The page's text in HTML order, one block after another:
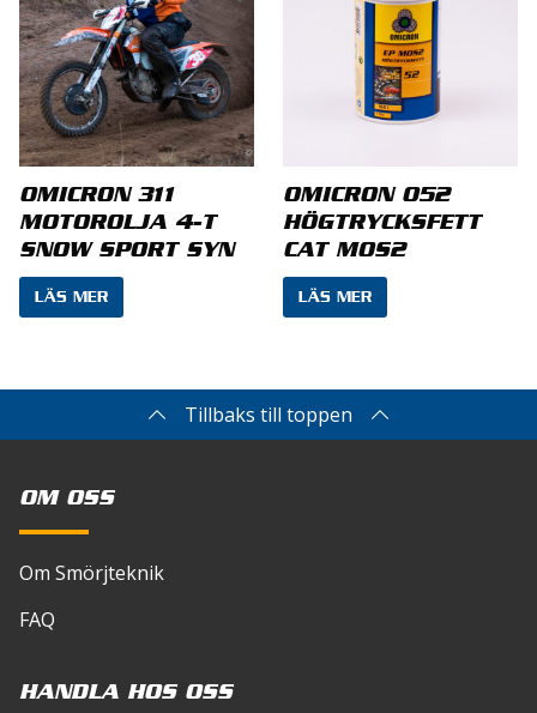
Namn*
E-post*
Spara mitt namn, min e-postadress och
webbplats i denna webbläsare till nästa gång jag
OMICRON 311
MOTOROLJA 4-T
SNOW SPORT SYN
LÄS MER
OMICRON 052
HÖGTRYCKSFETT
CAT MOS2
LÄS MER
Tillbaks till toppen
OM OSS
Om Smörjteknik
FAQ
HANDLA HOS OSS